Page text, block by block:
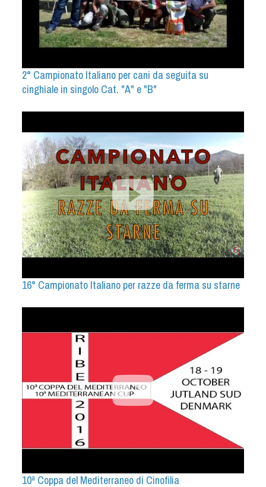
2° Campionato Italiano per cani da seguita su
cinghiale in singolo Cat. "A" e "B"
16° Campionato Italiano per razze da ferma su starne
10ª Coppa del Mediterraneo di Cinofilia